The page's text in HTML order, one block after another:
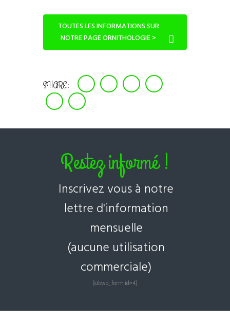
TOUTES LES INFORMATIONS SUR
NOTRE PAGE ORNITHOLOGIE >
SHARE:
Restez informé !
Inscrivez vous à notre
lettre d'information
mensuelle
(aucune utilisation
commerciale)
[sibwp_form id=4]